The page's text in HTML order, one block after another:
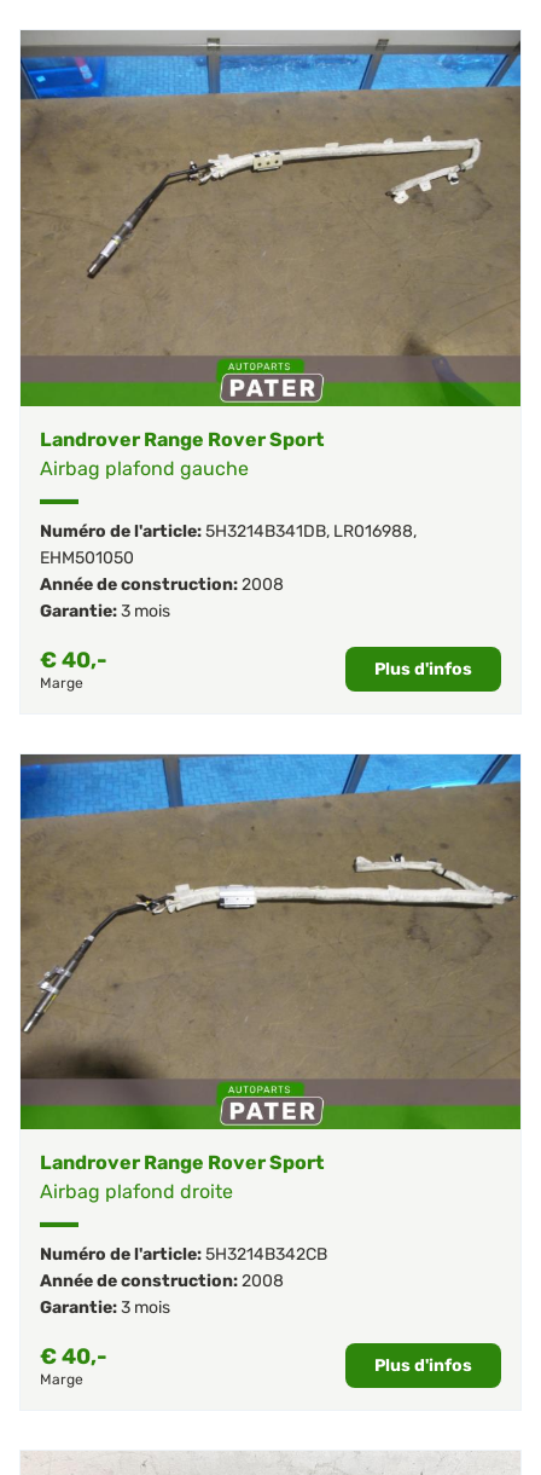
Landrover Range Rover Sport
Airbag plafond gauche
Numéro de l'article:5H3214B341DB, LR016988,
EHM501050
Année de construction:2008
Garantie:3 mois
€40,-
Marge
Plus d'infos
Landrover Range Rover Sport
Airbag plafond droite
Numéro de l'article:5H3214B342CB
Année de construction:2008
Garantie:3 mois
€40,-
Marge
Plus d'infos